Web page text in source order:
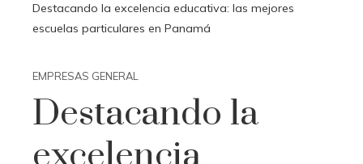
Destacando la excelencia educativa: las mejores
escuelas particulares en Panamá
EMPRESAS GENERAL
Destacando la